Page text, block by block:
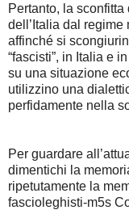
Pertanto, la
dell’Italia dal
affinché si
“fascisti”, in Italia e
su una situazione
utilizzino una
perfidamente nella
Per guardare
dimentichi la
ripetutamente la
fascioleghisti-m5s